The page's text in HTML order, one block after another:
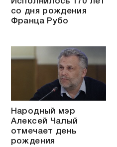
со дня рождения
Франца Рубо
Народный мэр
Алексей Чалый
отмечает день
рождения